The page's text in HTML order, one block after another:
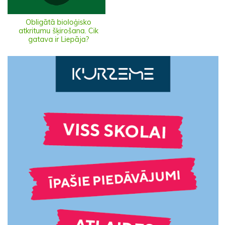
Obligātā bioloģisko
atkritumu šķirošana. Cik
gatava ir Liepāja?